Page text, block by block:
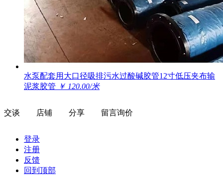
水泵配套用大口径吸排污水过酸碱胶管12寸低压夹布输
泥浆胶管 ￥ 120.00/米
交谈 店铺 分享 留言询价
登录
注册
反馈
回到顶部